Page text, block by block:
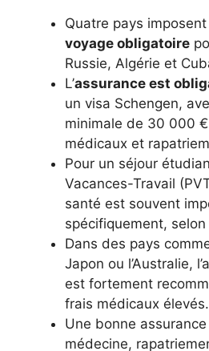
Quatre pays
voyage obligatoire
Russie, Algérie et
L’assurance est
un visa Schengen,
minimale de 30 000
médicaux et
Pour un séjour
Vacances-Travail
santé est souvent
spécifiquement, selon
Dans des pays
Japon ou l’Australie,
est fortement
frais médicaux élevés.
Une bonne
médecine,